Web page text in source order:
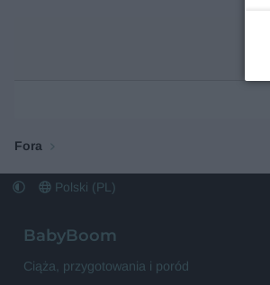
Fora
Polski (PL)
BabyBoom
Ciąża, przygotowania i poród